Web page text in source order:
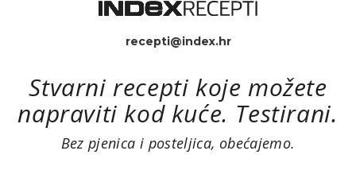
recepti@index.hr
Stvarni recepti koje možete
napraviti kod kuće. Testirani.
Bez pjenica i posteljica, obećajemo.